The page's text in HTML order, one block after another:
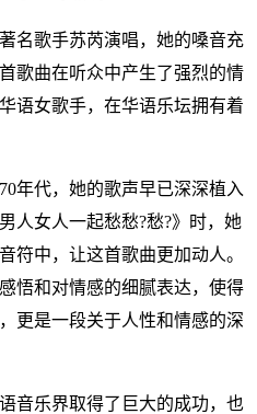
名歌手苏芮演唱，她的嗓音充
歌曲在听众中产生了强烈的情
语女歌手，在华语乐坛拥有着
年代，她的歌声早已深深植入
人女人一起愁愁?愁?》时，她
符中，让这首歌曲更加动人。
悟和对情感的细腻表达，使得
更是一段关于人性和情感的深
音乐界取得了巨大的成功，也